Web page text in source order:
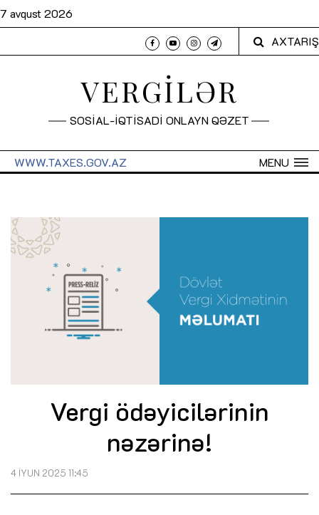
7 avqust 2026
AXTARIŞ
VERGİLƏR
SOSİAL-İQTİSADİ ONLAYN QƏZET
MENU
WWW.TAXES.GOV.AZ
Vergi ödəyicilərinin
nəzərinə!
4 İYUN 2025 11:45